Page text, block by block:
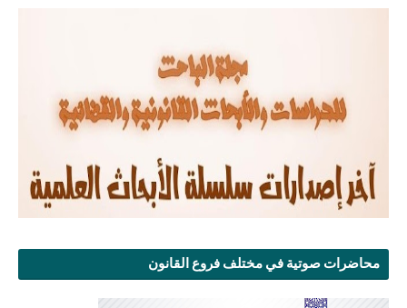
محاضرات صوتية في مختلف فروع القانون